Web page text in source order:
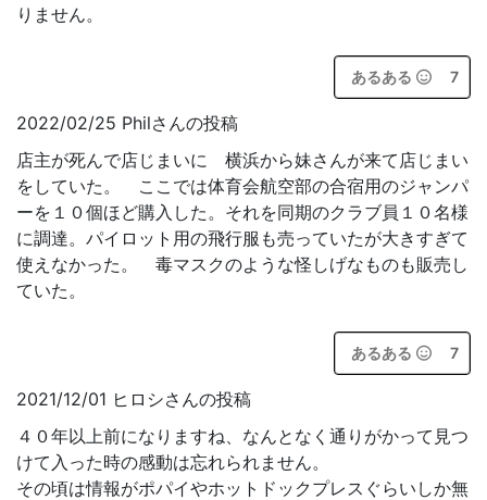
りません。
あるある 7
2022/02/25 Philさんの投稿
店主が死んで店じまいに 横浜から妹さんが来て店じまい
をしていた。 ここでは体育会航空部の合宿用のジャンパ
ーを１０個ほど購入した。それを同期のクラブ員１０名様
に調達。パイロット用の飛行服も売っていたが大きすぎて
使えなかった。 毒マスクのような怪しげなものも販売し
ていた。
あるある 7
2021/12/01 ヒロシさんの投稿
４０年以上前になりますね、なんとなく通りがかって見つ
けて入った時の感動は忘れられません。
その頃は情報がポパイやホットドックプレスぐらいしか無